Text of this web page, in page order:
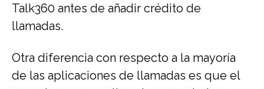
Talk360 antes de añadir crédito de
llamadas.
Otra diferencia con respecto a la mayoría
de las aplicaciones de llamadas es que el